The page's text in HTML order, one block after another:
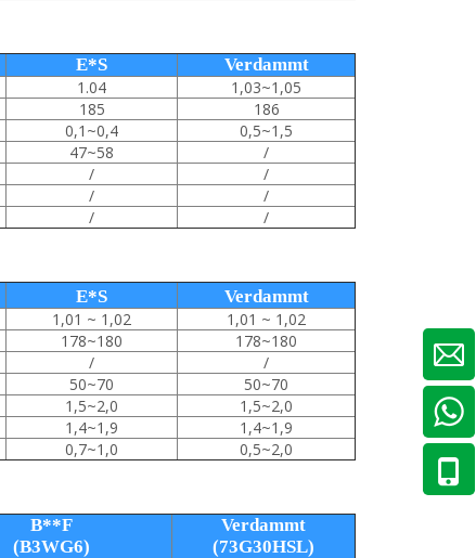
E*S Verdammt
1.04
1,03~1,05
185
186
0,1~0,4
0,5~1,5
47~58
/
/
/
/
/
/ /
E*S Verdammt
1,01 ~ 1,02
1,01 ~ 1,02
178~180
178~180
/
/
50~70
50~70
1,5~2,0
1,5~2,0
1,4~1,9
1,4~1,9
0,7~1,0 0,5~2,0
B**F
(B3WG6)
Verdammt
(73G30HSL)